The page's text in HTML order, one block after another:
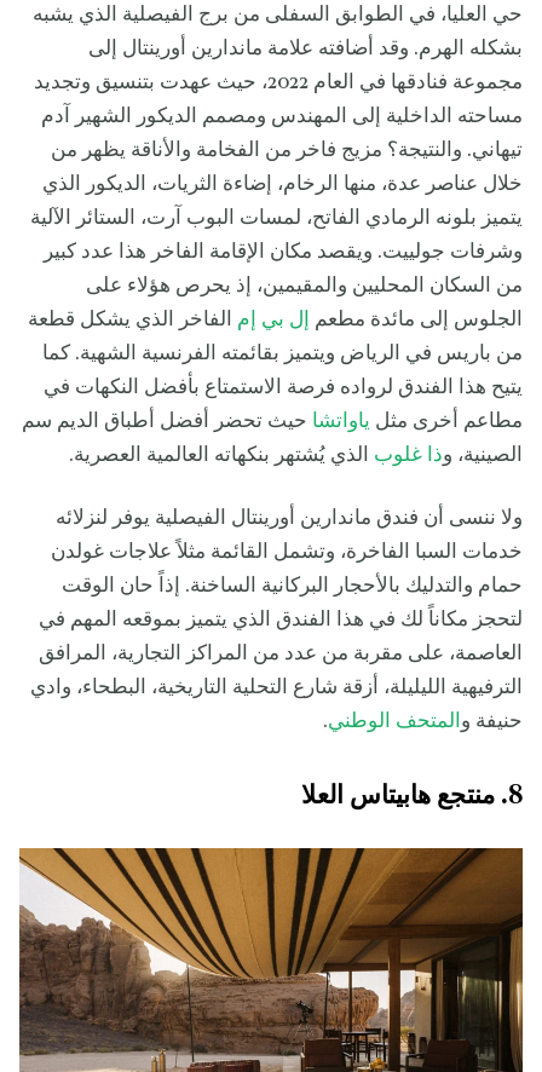
حي العليا، في الطوابق السفلى من برج الفيصلية الذي يشبه
بشكله الهرم. وقد أضافته علامة ماندارين أورينتال إلى
مجموعة فنادقها في العام 2022، حيث عهدت بتنسيق وتجديد
مساحته الداخلية إلى المهندس ومصمم الديكور الشهير آدم
تيهاني. والنتيجة؟ مزيج فاخر من الفخامة والأناقة يظهر من
خلال عناصر عدة، منها الرخام، إضاءة الثريات، الديكور الذي
يتميز بلونه الرمادي الفاتح، لمسات البوب آرت، الستائر الآلية
وشرفات جولييت. ويقصد مكان الإقامة الفاخر هذا عدد كبير
من السكان المحليين والمقيمين، إذ يحرص هؤلاء على
الجلوس إلى مائدة مطعم إل بي إم الفاخر الذي يشكل قطعة
من باريس في الرياض ويتميز بقائمته الفرنسية الشهية. كما
يتيح هذا الفندق لرواده فرصة الاستمتاع بأفضل النكهات في
مطاعم أخرى مثل ياواتشا حيث تحضر أفضل أطباق الديم سم
الصينية، وذا غلوب الذي يُشتهر بنكهاته العالمية العصرية.
ولا ننسى أن فندق ماندارين أورينتال الفيصلية يوفر لنزلائه
خدمات السبا الفاخرة، وتشمل القائمة مثلاً علاجات غولدن
حمام والتدليك بالأحجار البركانية الساخنة. إذاً حان الوقت
لتحجز مكاناً لك في هذا الفندق الذي يتميز بموقعه المهم في
العاصمة، على مقربة من عدد من المراكز التجارية، المرافق
الترفيهية الليليلة، أزقة شارع التحلية التاريخية، البطحاء، وادي
حنيفة والمتحف الوطني.
8. منتجع هابيتاس العلا